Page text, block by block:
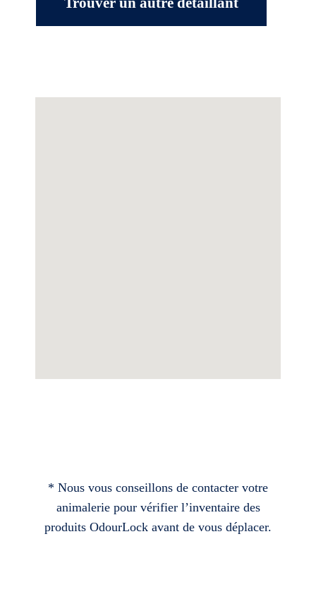
* Nous vous conseillons de contacter votre
animalerie pour vérifier l’inventaire des
produits OdourLock avant de vous déplacer.